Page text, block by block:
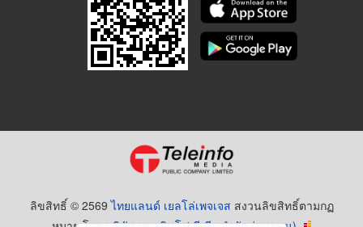
ลิขสิทธิ์ © 2569ไทยแลนด์ เยลโล่เพจเจส สงวนลิขสิทธิ์ตามกฏ